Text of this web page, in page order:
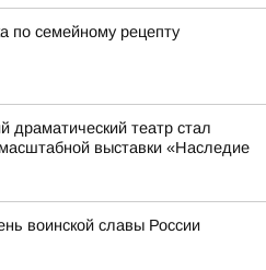
по семейному рецепту
драматический театр стал
выставки «Наследие
воинской славы России